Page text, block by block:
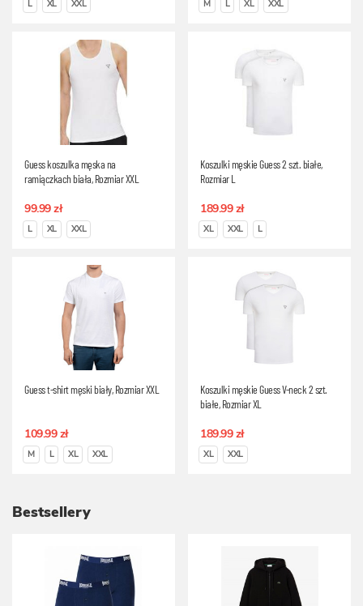
L XL XXL M L XL XXL
Guess koszulka męska na
ramiączkach biała, Rozmiar XXL
99.99 zł
L XL XXL
Koszulki męskie Guess 2 szt. białe,
Rozmiar L
189.99 zł
XL XXL L
Guess t-shirt męski biały, Rozmiar XXL
109.99 zł
M L XL XXL
Koszulki męskie Guess V-neck 2 szt.
białe, Rozmiar XL
189.99 zł
XL XXL
Bestsellery